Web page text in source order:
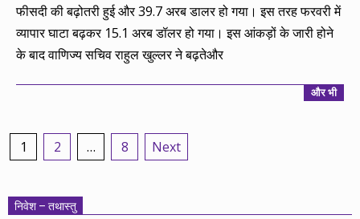
फीसदी की बढ़ोतरी हुई और 39.7 अरब डालर हो गया। इस तरह फरवरी में
व्यापार घाटा बढ़कर 15.1 अरब डॉलर हो गया। इस आंकड़ों के जारी होने
के बाद वाणिज्य सचिव राहुल खुल्लर ने बढ़तेऔर
और भी
Posts
1 2 … 8 Next
निवेश – तथास्तु